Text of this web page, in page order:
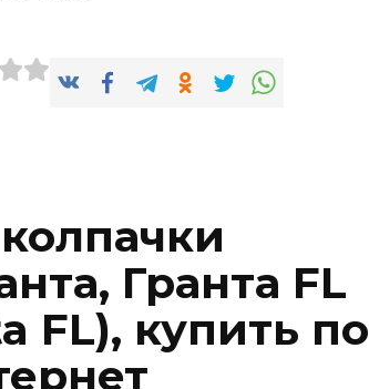
Гранта FL
FL), купить по